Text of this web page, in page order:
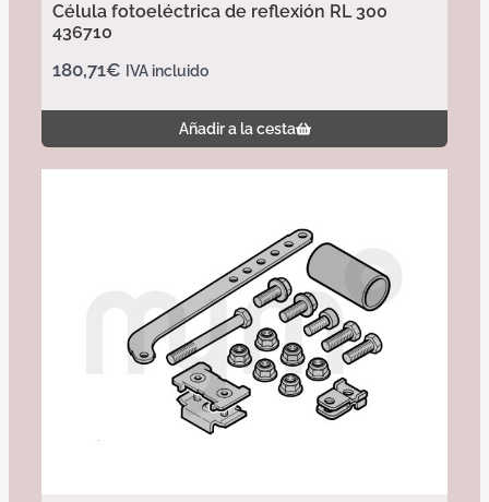
Célula fotoeléctrica de reflexión RL 300
436710
180,71€ IVA incluido
Añadir a la cesta